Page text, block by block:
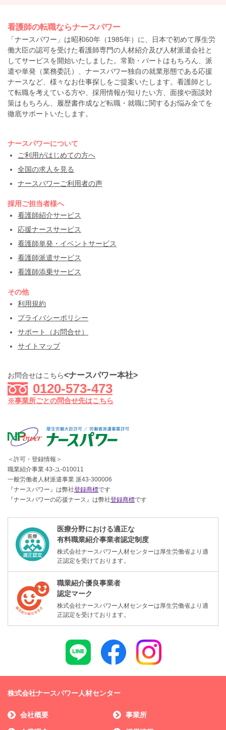
看護師の転職ならナースパワー
「ナースパワー」は昭和60年（1985年）に、日本で初めて厚生労
働大臣の認可を受けた看護師専門の人材紹介及び人材派遣会社と
してサービスを開始いたしました。常勤・パートはもちろん、派
遣や単発（業務委託）、ナースパワー独自の就業形態である応援
ナースなど、様々なお仕事探しをご提案いたします。看護師とし
て転職を考えている方や、採用情報が知りたい方、面接や面談対
策はもちろん、履歴書作成など転職・就職に関するお悩み全てを
徹底サポートいたします。
ナースパワーについて
ご利用がはじめての方へ
全国の求人を見る
ナースパワーご利用者の声
採用ご担当者様へ
看護師紹介サービス
応援ナースサービス
看護師単発・イベントサービス
看護師派遣サービス
看護師添乗サービス
その他
利用規約
プライバシーポリシー
サポート（お問合せ）
サイトマップ
お問合せはこちら<ナースパワー本社>
0120-573-473
※事業所ごとの問合せ先はこちら
＜許可・登録情報＞
職業紹介事業 43-ユ-010011
一般労働者人材派遣事業 派43-300006
『ナースパワー』は弊社登録商標です
『ナースパワーの応援ナース』は弊社登録商標です
医療分野における適正な
有料職業紹介事業者認定制度
株式会社ナースパワー人材センターは厚生労働省より適
正認定を受けております。
職業紹介優良事業者
認定マーク
株式会社ナースパワー人材センターは厚生労働省より適
正認定を受けております。
株式会社ナースパワー人材センター
会社概要 事業所